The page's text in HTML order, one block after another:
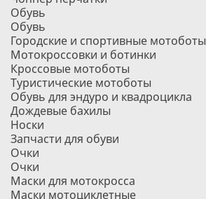
Обувь
Обувь
Городские и спортивные мотоботы
Мотокроссовки и ботинки
Кроссовые мотоботы
Туристические мотоботы
Обувь для эндуро и квадроцикла
Дождевые бахилы
Носки
Запчасти для обуви
Очки
Очки
Маски для мотокросса
Маски мотоциклетные